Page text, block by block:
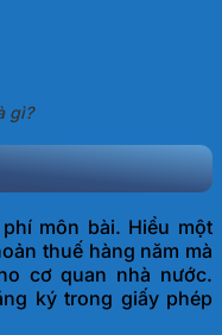
gì?
môn bài. Hiểu một
thuế hàng năm mà
cơ quan nhà nước.
ký trong giấy phép